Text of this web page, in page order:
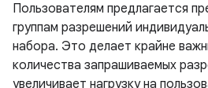
Пользователям предлагается
группам разрешений
набора. Это делает крайне
количества запрашиваемых
увеличивает нагрузку на